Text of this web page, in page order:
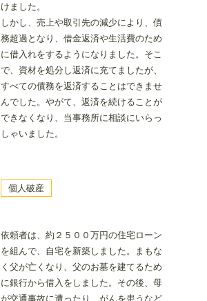
けました。
しかし、売上や取引先の減少により、債
務超過となり、借金返済や生活費のため
に借入れをするようになりました。そこ
で、資材を処分し返済に充てましたが、
すべての債務を返済することはできませ
んでした。やがて、返済を続けることが
できなくなり、当事務所に相談にいらっ
しゃいました。
個人破産
依頼者は、約２５００万円の住宅ローン
を組んで、自宅を新築しました。まもな
く父が亡くなり、父のお墓を建てるため
に銀行から借入をしました。その後、母
が交通事故に遭ったり、がんを患うなど